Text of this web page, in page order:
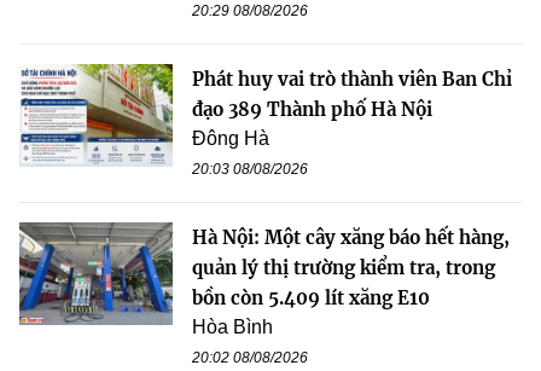
20:29 08/08/2026
Phát huy vai trò thành viên Ban Chỉ
đạo 389 Thành phố Hà Nội
Đông Hà
20:03 08/08/2026
Hà Nội: Một cây xăng báo hết hàng,
quản lý thị trường kiểm tra, trong
bồn còn 5.409 lít xăng E10
Hòa Bình
20:02 08/08/2026